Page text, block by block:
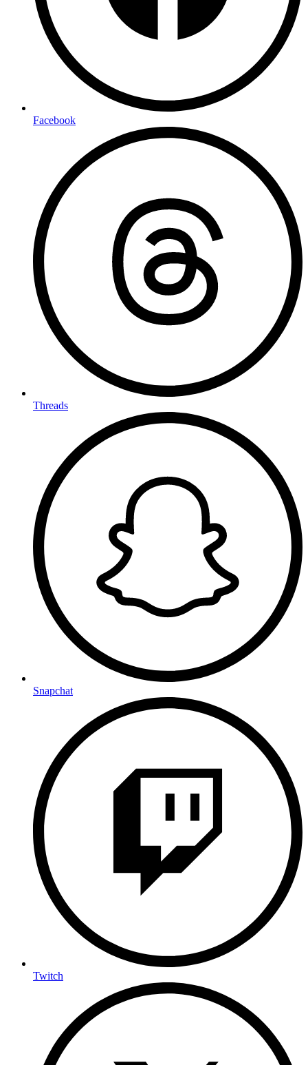
Facebook
Threads
Snapchat
Twitch